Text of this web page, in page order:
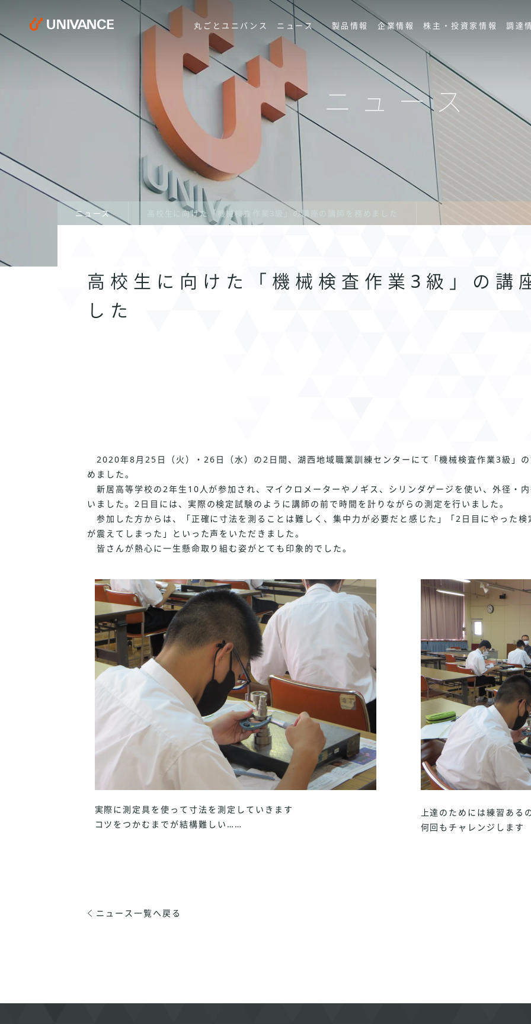
丸ごとユニバンス ニュース 製品情報 企業情報 株主・投資家情報 調達
ニュース
ニュース 高校生に向けた「機械検査作業3級」の講座の講師を務めました
高校生に向けた「機械検査作業3級」の講
した
2020年8月 25 日（火）・26 日（水）の2 日間、湖西地域職業訓練センターにて「機械検査作業3級」
めました。
新居高等学校の2年生 10 人が参加され、マイクロメーターやノギス、シリンダゲージを使い、外径・
いました。 2 日目には、実際の検定試験のように講師の前で時間を計りながらの測定を行いました。
参加した方からは、「正確に寸法を測ることは難しく、集中力が必要だと感じた」「2 日目にやった
が震えてしまった」といった声をいただきました。
皆さんが熱心に一生懸命取り組む姿がとても印象的でした。
実際に測定具を使って寸法を測定していきます
コツをつかむまでが結構難しい……
上達のためには練習あ
何回もチャレンジします
ニュース一覧へ戻る